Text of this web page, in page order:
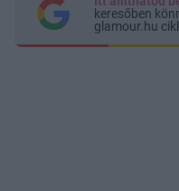
keresőben
glamour.hu